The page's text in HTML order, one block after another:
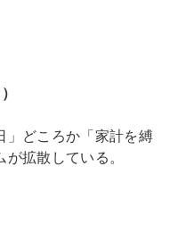
」どころか「家計を縛
拡散している。